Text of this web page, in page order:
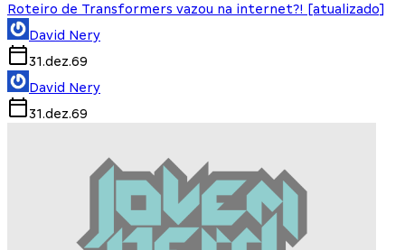
Roteiro de Transformers vazou na internet?! [atualizado]
David Nery
31.dez.69
David Nery
31.dez.69